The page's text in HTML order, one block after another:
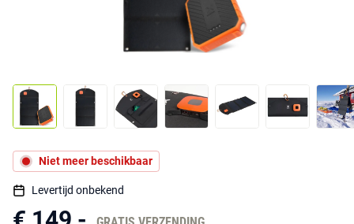
Niet meer beschikbaar
Levertijd onbekend